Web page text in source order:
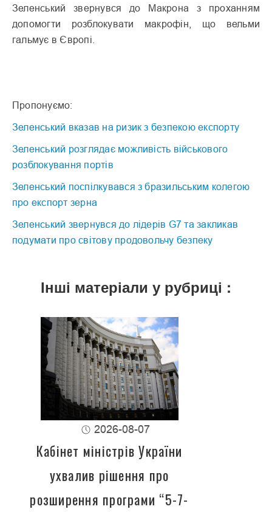
Зеленський звернувся до Макрона з проханням
допомогти розблокувати макрофін, що вельми
гальмує в Європі.
Пропонуємо:
Зеленський вказав на ризик з безпекою експорту
Зеленський розглядає можливість військового
розблокування портів
Зеленський поспілкувався з бразильським колегою
про експорт зерна
Зеленський звернувся до лідерів G7 та закликав
подумати про світову продовольчу безпеку
Інші матеріали у рубриці :
2026-08-07
Кабінет міністрів України
ухвалив рішення про
розширення програми “5-7-